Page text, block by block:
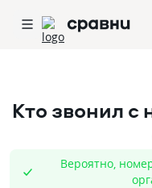
Кто звонил с
Вероятно,